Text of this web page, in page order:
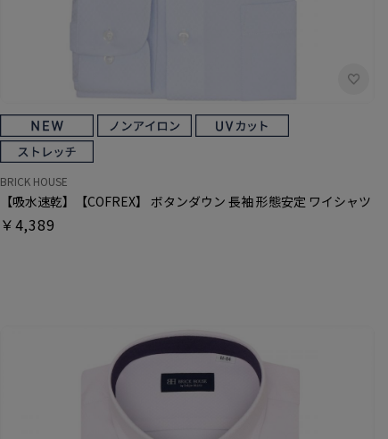
BRICK HOUSE
【吸水速乾】【COFREX】 ボタンダウン 長袖 形態安定 ワイシャツ
￥4,389